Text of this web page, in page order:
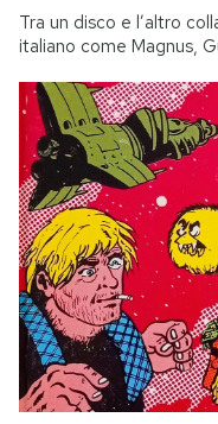
Tra un disco e l’altro
italiano come Magnus,